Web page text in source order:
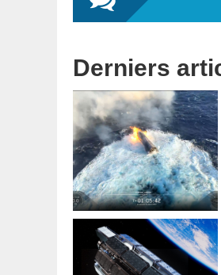
Derniers